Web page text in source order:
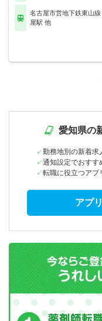
名古屋市営地下鉄東山線
屋駅 他
愛知県の
勤務地別の新着求
通知設定でおすす
転職に役立つアプ
アプ